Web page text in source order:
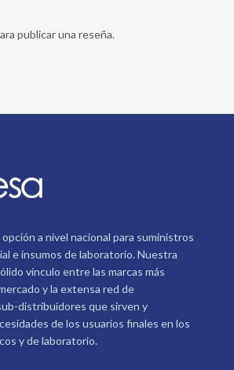
publicar una reseña.
opción a nivel nacional para suministros
e insumos de laboratorio. Nuestra
vínculo entre las marcas más
y la extensa red de
distribuidores que sirven y
de los usuarios finales en los
y de laboratorio.